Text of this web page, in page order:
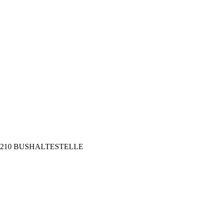
BUSHALTESTELLE